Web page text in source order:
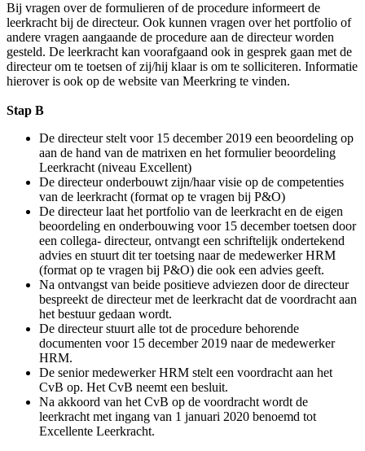
Bij vragen over de formulieren of de procedure informeert de
leerkracht bij de directeur. Ook kunnen vragen over het portfolio of
andere vragen aangaande de procedure aan de directeur worden
gesteld. De leerkracht kan voorafgaand ook in gesprek gaan met de
directeur om te toetsen of zij/hij klaar is om te solliciteren. Informatie
hierover is ook op de website van Meerkring te vinden.
Stap B
De directeur stelt voor 15 december 2019 een beoordeling op
aan de hand van de matrixen en het formulier beoordeling
Leerkracht (niveau Excellent)
De directeur onderbouwt zijn/haar visie op de competenties
van de leerkracht (format op te vragen bij P&O)
De directeur laat het portfolio van de leerkracht en de eigen
beoordeling en onderbouwing voor 15 december toetsen door
een collega- directeur, ontvangt een schriftelijk ondertekend
advies en stuurt dit ter toetsing naar de medewerker HRM
(format op te vragen bij P&O) die ook een advies geeft.
Na ontvangst van beide positieve adviezen door de directeur
bespreekt de directeur met de leerkracht dat de voordracht aan
het bestuur gedaan wordt.
De directeur stuurt alle tot de procedure behorende
documenten voor 15 december 2019 naar de medewerker
HRM.
De senior medewerker HRM stelt een voordracht aan het
CvB op. Het CvB neemt een besluit.
Na akkoord van het CvB op de voordracht wordt de
leerkracht met ingang van 1 januari 2020 benoemd tot
Excellente Leerkracht.